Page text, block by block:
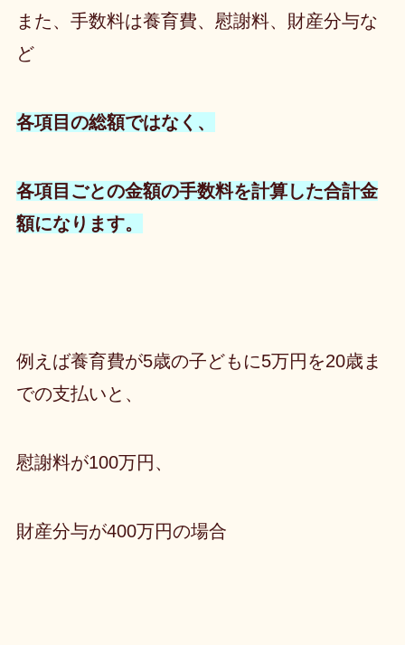
また、 手数料は養育費、慰謝料、財産分与な
ど
各項目の総額ではなく、
各項目ごとの金額の手数料を計算した合計金
額になります。
例えば養育費が5歳の子どもに5万円を20歳ま
での支払いと、
慰謝料が100万円、
財産分与が400万円の場合